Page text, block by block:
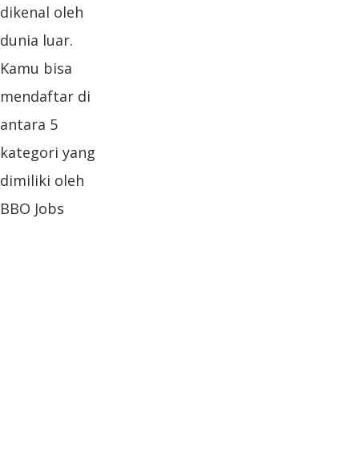
dikenal oleh
dunia luar.
Kamu bisa
mendaftar di
antara 5
kategori yang
dimiliki oleh
BBO Jobs